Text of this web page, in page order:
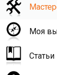
Моя
Статьи